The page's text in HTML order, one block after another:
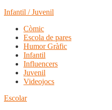
Infantil / Juvenil
Còmic
Escola de pares
Humor Gràfic
Infantil
Influencers
Juvenil
Videojocs
Escolar